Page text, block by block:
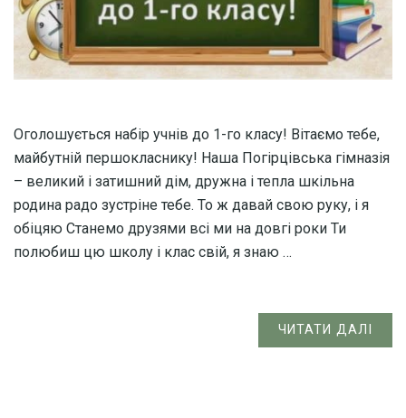
Оголошується набір учнів до 1-го класу! Вітаємо тебе,
майбутній першокласнику! Наша Погірцівська гімназія
– великий і затишний дім, дружна і тепла шкільна
родина радо зустріне тебе. То ж давай свою руку, і я
обіцяю Станемо друзями всі ми на довгі роки Ти
полюбиш цю школу і клас свій, я знаю …
ЧИТАТИ ДАЛІ